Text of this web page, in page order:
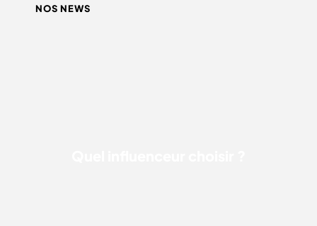
NOS NEWS